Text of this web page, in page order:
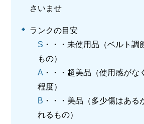
さいませ
ランクの目安
S ・・・未使用品（ベルト調
もの）
A ・・・超美品（使用感がな
程度）
B ・・・美品（多少傷はある
れるもの）